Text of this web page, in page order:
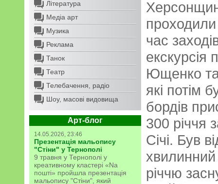
Література
Медіа арт
Музика
Реклама
Танок
Театр
Телебачення, радіо
Шоу, масові видовища
Арт-блог
14.05.2026, 23:46
Презентація мальопису
"Стіни" у Тернополі
9 травня у Тернополі у
креативному кластері «Na
пошті» пройшла презентація
мальопису "Стіни", який
час
екскурсія
Ющенко
які потім
бордів
300 річчя
Січі. Був
річчю